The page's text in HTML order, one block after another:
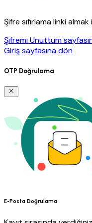
Şifre sıfırlama linki
Şifremi Unuttum
Giriş sayfasına dön
OTP Doğrulama
E-Posta Doğrulama